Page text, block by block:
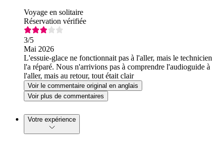
Voyage en solitaire
Réservation vérifiée
3/5
Mai 2026
L'essuie-glace ne fonctionnait pas à l'aller, mais le technicien
l'a réparé. Nous n'arrivions pas à comprendre l'audioguide à
l'aller, mais au retour, tout était clair
Voir le commentaire original en anglais
Voir plus de commentaires
Votre expérience